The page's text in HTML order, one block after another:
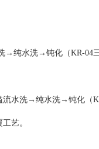
水洗→钝化（KR-04
水洗→纯水洗→钝化（
艺。